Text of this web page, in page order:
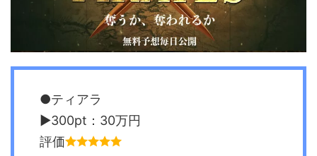
●ティアラ
▶︎300pt：30万円
評価